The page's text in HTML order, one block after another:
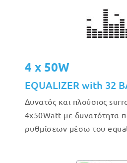
4 x 50W
EQUALIZER with 32
Δυνατός και πλούσιος
4x50Watt με δυνατότητα
ρυθμίσεων μέσω του